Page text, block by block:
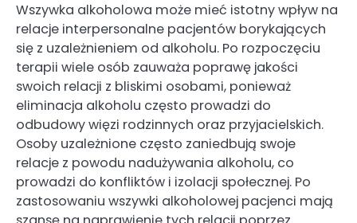
Wszywka alkoholowa może mieć istotny wpływ na
relacje interpersonalne pacjentów borykających
się z uzależnieniem od alkoholu. Po rozpoczęciu
terapii wiele osób zauważa poprawę jakości
swoich relacji z bliskimi osobami, ponieważ
eliminacja alkoholu często prowadzi do
odbudowy więzi rodzinnych oraz przyjacielskich.
Osoby uzależnione często zaniedbują swoje
relacje z powodu nadużywania alkoholu, co
prowadzi do konfliktów i izolacji społecznej. Po
zastosowaniu wszywki alkoholowej pacjenci mają